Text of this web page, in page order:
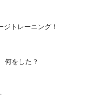
トレーニング！
何をした？